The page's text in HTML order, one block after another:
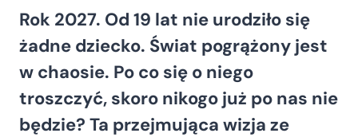
Rok 2027. Od 19 lat nie urodziło się
żadne dziecko. Świat pogrążony jest
w chaosie. Po co się o niego
troszczyć, skoro nikogo już po nas nie
będzie? Ta przejmująca wizja ze